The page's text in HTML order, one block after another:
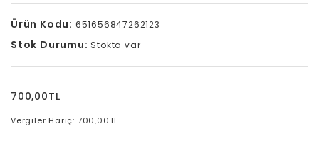
Ürün Kodu: 651656847262123
Stok Durumu: Stokta var
700,00TL
Vergiler Hariç: 700,00TL